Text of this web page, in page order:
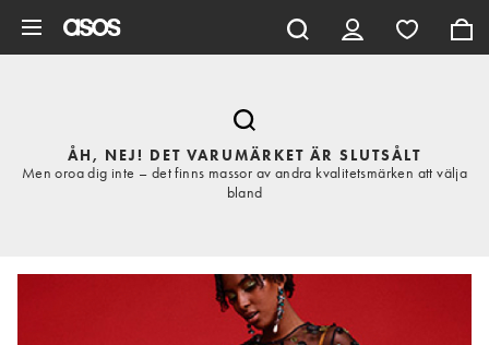
ÅH, NEJ! DET VARUMÄRKET ÄR SLUTSÅLT
Men oroa dig inte – det finns massor av andra kvalitetsmärken att välja
bland